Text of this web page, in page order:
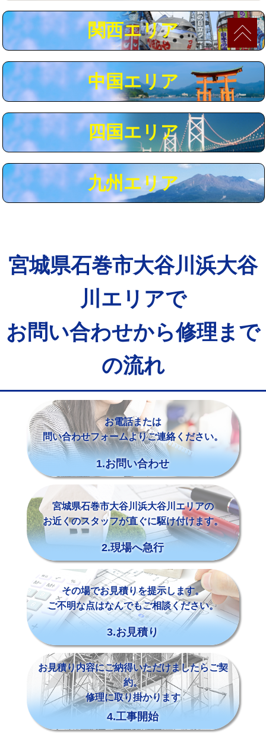
コンクリート斫り（厚さ10㎝超え） 38,500円
モルタル補修（厚さ10㎝まで） 27,500円
追加人工 16,500円
※給水管工事は20mmまでの価格です。
関西エリア
中国エリア
四国エリア
九州エリア
宮城県石巻市大谷川浜大谷
川エリアで
お問い合わせから修理まで
の流れ
お電話または
問い合わせフォームよりご連絡ください。
1.お問い合わせ
宮城県石巻市大谷川浜大谷川エリアの
お近くのスタッフが直ぐに駆け付けます。
2.現場へ急行
その場でお見積りを提示します。
ご不明な点はなんでもご相談ください。
3.お見積り
お見積り内容にご納得いただけましたらご契
約。
修理に取り掛かります
4.工事開始